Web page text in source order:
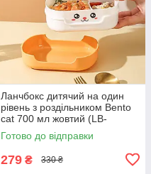
Ланчбокс дитячий на один
рівень з роздільником Bento
cat 700 мл жовтий (LB-
133874)
Готово до відправки
279 ₴ 330 ₴